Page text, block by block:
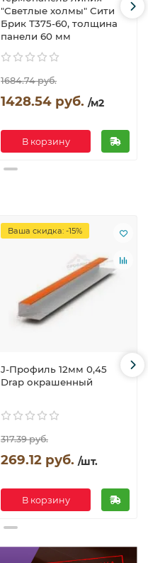
"Светлые холмы" Сити
Брик Т375-60, толщина
панели 60 мм
1684.74 руб.
1428.54 руб. /м2
В корзину
Ваша скидка: -15%
J-Профиль 12мм 0,45
Drap окрашенный
317.39 руб.
269.12 руб. /шт.
В корзину